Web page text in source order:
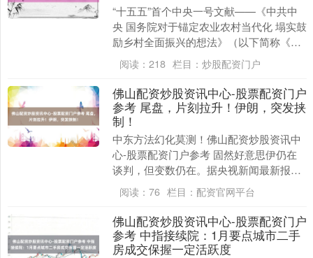
“十五五”首个中央一号文献——《中共中
央 国务院对于锚定农业农村当代化 塌实鼓
励乡村全面振兴的想法》（以下简称《想
法》）周二讲求对外发布佛山配资炒股资
讯中心-股....
阅读： 218 栏目： 炒股配资门户
佛山配资炒股资讯中心-股票配资门户
参考 尾盘，片刻拉升！伊朗，突发挟
制！
中东方法幻化莫测！佛山配资炒股资讯中
心-股票配资门户参考 固然好意思伊仍在
谈判，但变数仍在。据央视新闻最新报说
念，伊朗高档将领达吉奇（Sardar
Daghig....
阅读： 76 栏目： 配资官网平台
佛山配资炒股资讯中心-股票配资门户
参考 中指接续院：1月要点城市二手
房成交保握一定活跃度